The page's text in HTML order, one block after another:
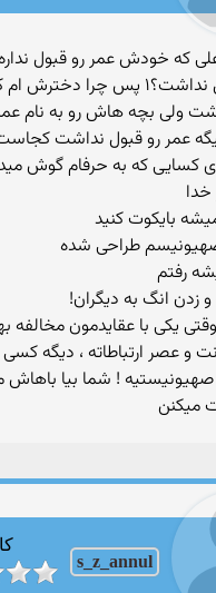
بود رو به ازدواج عمر در آورد؟!
ولی بچه هاش رو به نام
عمر رو قبول نداشت
بایکوت کنید
طراحی شده
رفتم
زدن انگ به دیگران!
یکی با عقایدمون
و عصر ارتباطاته ، دیگه
! شما بیا باهاش
میکنن
s_z_annul